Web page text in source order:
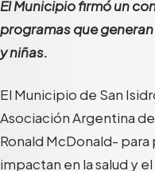
El Municipio firmó un
programas que
y niñas.
El Municipio de San
Asociación Argentina de
Ronald McDonald-
impactan en la salud y